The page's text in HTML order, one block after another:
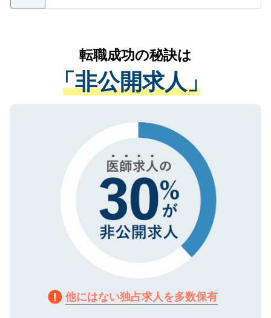
ているすべての個人データはご本人の許可
は、個人情報の取り扱いについての厳密な
管理基準を満たした事業者のみに付与され
る、プライバシーマークを取得済みです。
ご登録いただいた個人情報は、SSL（デー
で、機密保持に関してもご安心ください。
かがいして、現在の医療機関の状況や紹介
経験をまじえながら、適切なアドバイスを
させていただきます。すぐにご転職をされ
ない方には、長期的なサポートが可能です
ので、まずはご登録ください。
転職成功の秘訣は
「非公開求人」
他にはない独占求人を多数保有